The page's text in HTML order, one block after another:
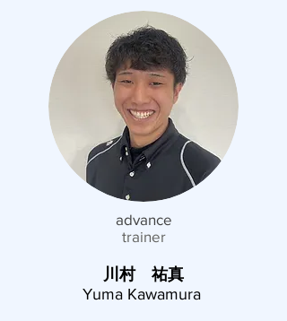
​advance
trainer
​川村 祐真
Yuma Kawamura